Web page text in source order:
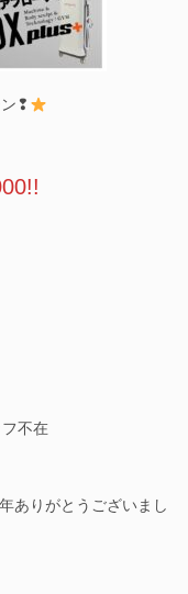
❢
不在
ありがとうございまし